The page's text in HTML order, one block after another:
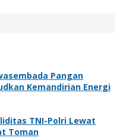
Pangan
Kemandirian Energi
TNI-Polri Lewat
Toman